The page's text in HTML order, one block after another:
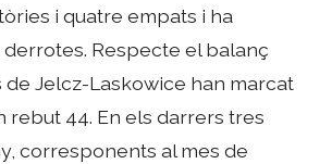
i quatre empats i ha
Respecte el balanç
de Jelcz-Laskowice han marcat
rebut 44. En els darrers tres
corresponents al mes de